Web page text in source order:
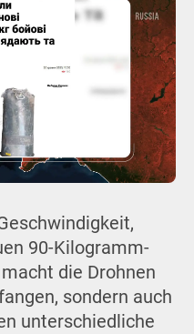
90-Kilogramm-
die Drohnen
sondern auch
unterschiedliche